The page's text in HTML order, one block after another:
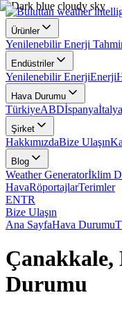
Ürünler
Yenilenebilir Enerji
Endüstriler
Yenilenebilir EnerjiEnerji
Hava Durumu
TürkiyeABDİspanyaİtalya
Şirket
HakkımızdaBize Ulaşın
Blog
Weather Generatorİklim
HavaRöportajlarTerimler
ENTR
Bize Ulaşın
Ana SayfaHava Durumu
Çanakkale,
Durumu